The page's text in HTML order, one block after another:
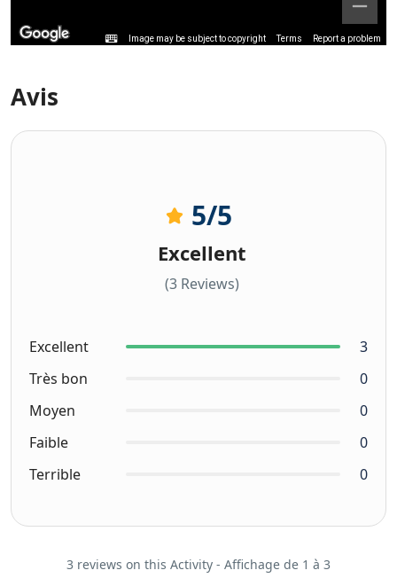
Image may be subject to copyright Terms Report a problem
Avis
5/5
Excellent
(3 Reviews)
Excellent
3
Très bon
0
Moyen
0
Faible
0
Terrible
0
3 reviews on this Activity - Affichage de 1 à 3